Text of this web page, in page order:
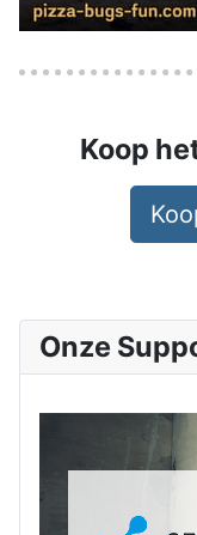
Koop
Onze